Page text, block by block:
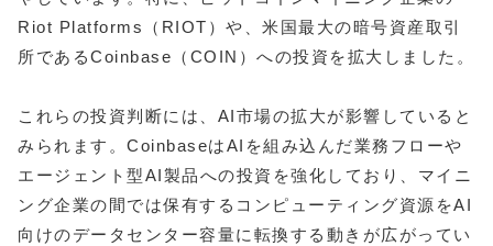
Riot Platforms（RIOT）や、米国最大の暗号資産取引
所であるCoinbase（COIN）への投資を拡大しました。
これらの投資判断には、AI市場の拡大が影響していると
みられます。CoinbaseはAIを組み込んだ業務フローや
エージェント型AI製品への投資を強化しており、マイニ
ング企業の間では保有するコンピューティング資源をAI
向けのデータセンター容量に転換する動きが広がってい